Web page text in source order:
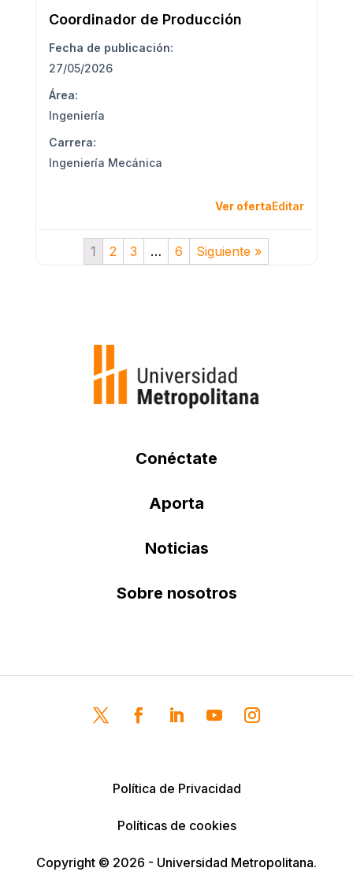
Coordinador de Producción
Fecha de publicación:
27/05/2026
Área:
Ingeniería
Carrera:
Ingeniería Mecánica
Ver ofertaEditar
1 2 3 … 6 Siguiente »
Conéctate
Aporta
Noticias
Sobre nosotros
Política de Privacidad
Políticas de cookies
Copyright © 2026 - Universidad Metropolitana.